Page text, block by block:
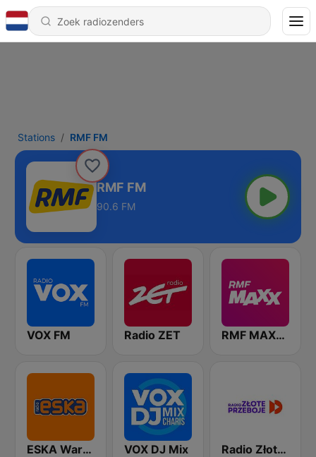
Stations RMF FM
RMF FM
90.6 FM
VOX FM Radio ZET RMF MAXXX
ESKA Warszawa VOX DJ Mix Radio Złote Przeboje